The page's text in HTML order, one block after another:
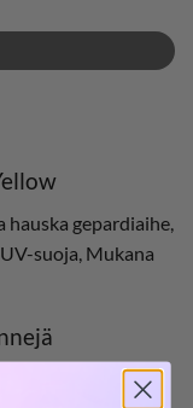
gepardiaihe,
suoja, Mukana